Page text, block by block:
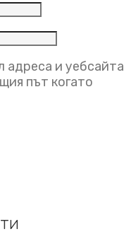
адреса и уебсайта
път когато